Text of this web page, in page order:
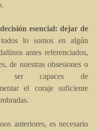
esencial: dejar de
lo somos en algún
antes referenciados,
de nuestras obsesiones o
ser capaces de
el coraje suficiente
anteriores, es necesario